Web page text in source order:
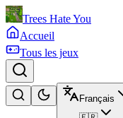
Trees Hate You
Accueil
Tous les jeux
Français